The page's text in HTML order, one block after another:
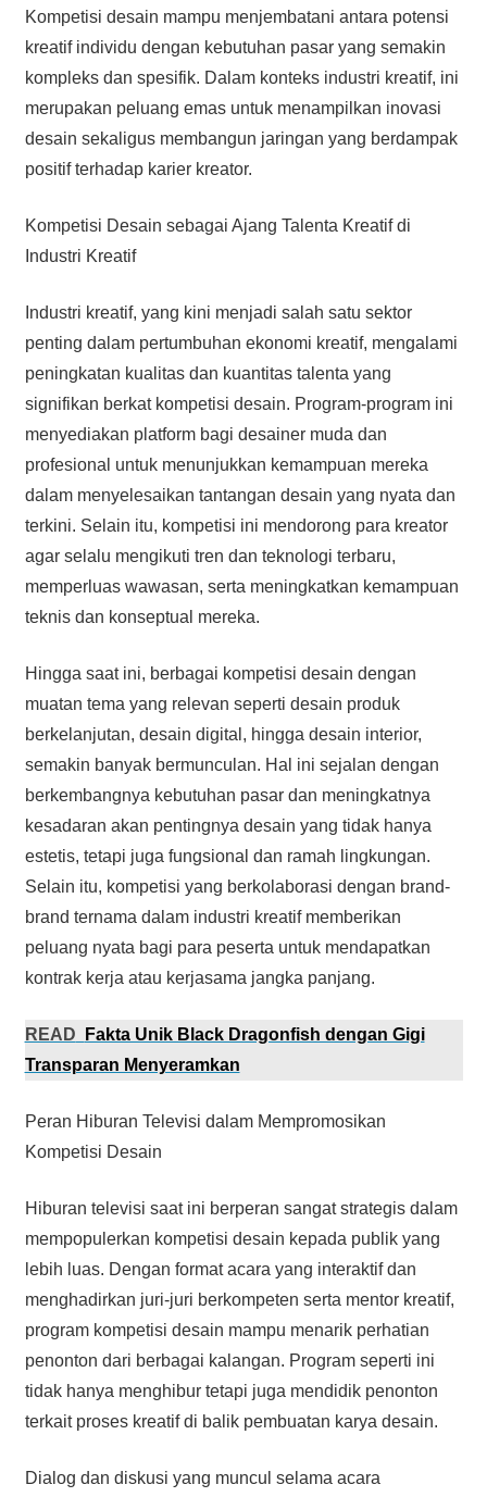
Kompetisi desain mampu menjembatani antara potensi
kreatif individu dengan kebutuhan pasar yang semakin
kompleks dan spesifik. Dalam konteks industri kreatif, ini
merupakan peluang emas untuk menampilkan inovasi
desain sekaligus membangun jaringan yang berdampak
positif terhadap karier kreator.
Kompetisi Desain sebagai Ajang Talenta Kreatif di
Industri Kreatif
Industri kreatif, yang kini menjadi salah satu sektor
penting dalam pertumbuhan ekonomi kreatif, mengalami
peningkatan kualitas dan kuantitas talenta yang
signifikan berkat kompetisi desain. Program-program ini
menyediakan platform bagi desainer muda dan
profesional untuk menunjukkan kemampuan mereka
dalam menyelesaikan tantangan desain yang nyata dan
terkini. Selain itu, kompetisi ini mendorong para kreator
agar selalu mengikuti tren dan teknologi terbaru,
memperluas wawasan, serta meningkatkan kemampuan
teknis dan konseptual mereka.
Hingga saat ini, berbagai kompetisi desain dengan
muatan tema yang relevan seperti desain produk
berkelanjutan, desain digital, hingga desain interior,
semakin banyak bermunculan. Hal ini sejalan dengan
berkembangnya kebutuhan pasar dan meningkatnya
kesadaran akan pentingnya desain yang tidak hanya
estetis, tetapi juga fungsional dan ramah lingkungan.
Selain itu, kompetisi yang berkolaborasi dengan brand-
brand ternama dalam industri kreatif memberikan
peluang nyata bagi para peserta untuk mendapatkan
kontrak kerja atau kerjasama jangka panjang.
READ
Fakta Unik Black Dragonfish dengan Gigi
Transparan Menyeramkan
Peran Hiburan Televisi dalam Mempromosikan
Kompetisi Desain
Hiburan televisi saat ini berperan sangat strategis dalam
mempopulerkan kompetisi desain kepada publik yang
lebih luas. Dengan format acara yang interaktif dan
menghadirkan juri-juri berkompeten serta mentor kreatif,
program kompetisi desain mampu menarik perhatian
penonton dari berbagai kalangan. Program seperti ini
tidak hanya menghibur tetapi juga mendidik penonton
terkait proses kreatif di balik pembuatan karya desain.
Dialog dan diskusi yang muncul selama acara